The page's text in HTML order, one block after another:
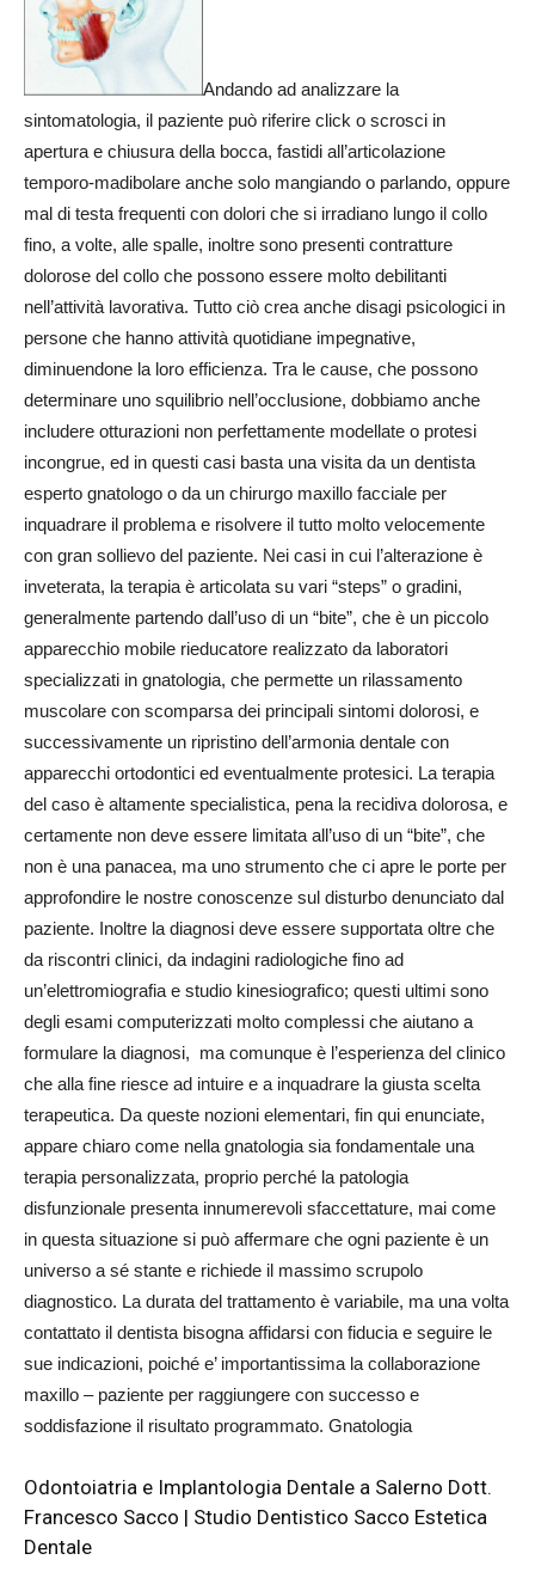
Andando ad analizzare la
sintomatologia, il paziente può riferire click o scrosci in
apertura e chiusura della bocca, fastidi all’articolazione
temporo-madibolare anche solo mangiando o parlando, oppure
mal di testa frequenti con dolori che si irradiano lungo il collo
fino, a volte, alle spalle, inoltre sono presenti contratture
dolorose del collo che possono essere molto debilitanti
nell’attività lavorativa. Tutto ciò crea anche disagi psicologici in
persone che hanno attività quotidiane impegnative,
diminuendone la loro efficienza. Tra le cause, che possono
determinare uno squilibrio nell’occlusione, dobbiamo anche
includere otturazioni non perfettamente modellate o protesi
incongrue, ed in questi casi basta una visita da un dentista
esperto gnatologo o da un chirurgo maxillo facciale per
inquadrare il problema e risolvere il tutto molto velocemente
con gran sollievo del paziente. Nei casi in cui l’alterazione è
inveterata, la terapia è articolata su vari “steps” o gradini,
generalmente partendo dall’uso di un “bite”, che è un piccolo
apparecchio mobile rieducatore realizzato da laboratori
specializzati in gnatologia, che permette un rilassamento
muscolare con scomparsa dei principali sintomi dolorosi, e
successivamente un ripristino dell’armonia dentale con
apparecchi ortodontici ed eventualmente protesici. La terapia
del caso è altamente specialistica, pena la recidiva dolorosa, e
certamente non deve essere limitata all’uso di un “bite”, che
non è una panacea, ma uno strumento che ci apre le porte per
approfondire le nostre conoscenze sul disturbo denunciato dal
paziente. Inoltre la diagnosi deve essere supportata oltre che
da riscontri clinici, da indagini radiologiche fino ad
un’elettromiografia e studio kinesiografico; questi ultimi sono
degli esami computerizzati molto complessi che aiutano a
formulare la diagnosi, ma comunque è l’esperienza del clinico
che alla fine riesce ad intuire e a inquadrare la giusta scelta
terapeutica. Da queste nozioni elementari, fin qui enunciate,
appare chiaro come nella gnatologia sia fondamentale una
terapia personalizzata, proprio perché la patologia
disfunzionale presenta innumerevoli sfaccettature, mai come
in questa situazione si può affermare che ogni paziente è un
universo a sé stante e richiede il massimo scrupolo
diagnostico. La durata del trattamento è variabile, ma una volta
contattato il dentista bisogna affidarsi con fiducia e seguire le
sue indicazioni, poiché e’ importantissima la collaborazione
maxillo – paziente per raggiungere con successo e
soddisfazione il risultato programmato. Gnatologia
Odontoiatria e Implantologia Dentale a Salerno Dott.
Francesco Sacco | Studio Dentistico Sacco Estetica
Dentale